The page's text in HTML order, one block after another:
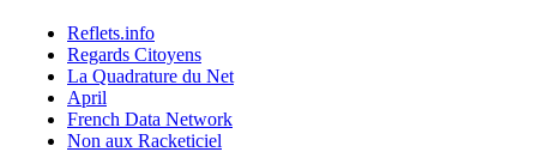
Reflets.info
Regards Citoyens
La Quadrature du Net
April
French Data Network
Non aux Racketiciel